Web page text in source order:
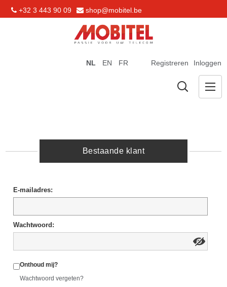
+32 3 443 90 09 shop@mobitel.be
Registreren Inloggen
NL EN FR
Bestaande klant
E-mailadres:
Wachtwoord:
Onthoud mij?
Wachtwoord vergeten?